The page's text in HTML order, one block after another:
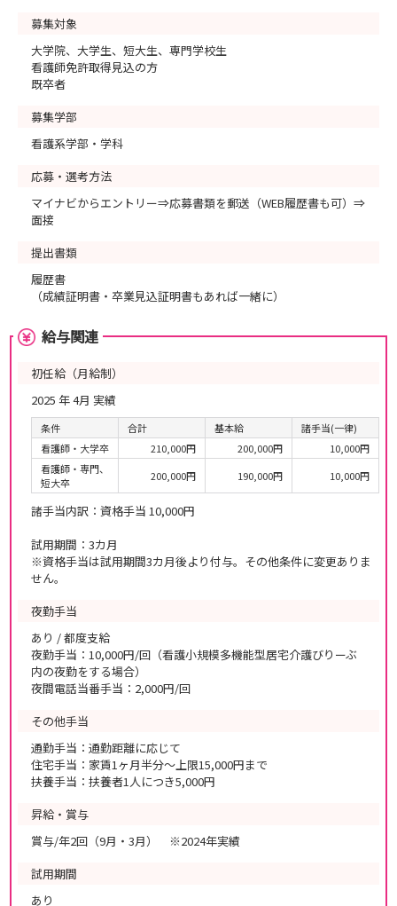
募集対象
大学院、大学生、短大生、専門学校生
看護師免許取得見込の方
既卒者
募集学部
看護系学部・学科
応募・選考方法
マイナビからエントリー⇒応募書類を郵送（WEB履歴書も可）⇒
面接
提出書類
履歴書
（成績証明書・卒業見込証明書もあれば一緒に）
給与関連
初任給（月給制）
2025 年 4月 実績
条件 合計 基本給
諸手当(一律)
看護師・大学卒
210,000円 200,000円
10,000円
看護師・専門、
短大卒
200,000円 190,000円 10,000円
諸手当内訳：資格手当 10,000円
試用期間：3カ月
※資格手当は試用期間3カ月後より付与。その他条件に変更ありま
せん。
夜勤手当
あり / 都度支給
夜勤手当：10,000円/回（看護小規模多機能型居宅介護びりーぶ
内の夜勤をする場合）
夜間電話当番手当：2,000円/回
その他手当
通勤手当：通勤距離に応じて
住宅手当：家賃1ヶ月半分～上限15,000円まで
扶養手当：扶養者1人につき5,000円
昇給・賞与
賞与/年2回（9月・3月） ※2024年実績
試用期間
あり